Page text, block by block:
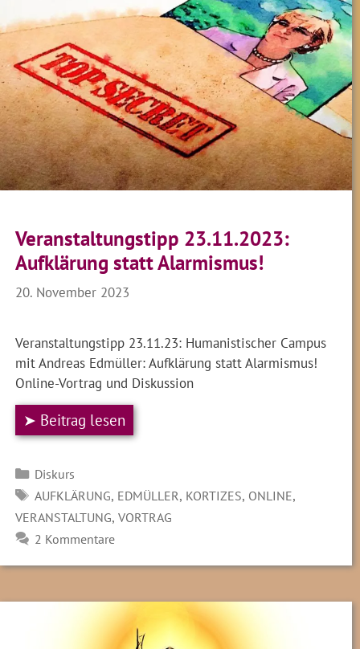
Veranstaltungstipp 23.11.2023:
Aufklärung statt Alarmismus!
20. November 2023
Veranstaltungstipp 23.11.23: Humanistischer Campus
mit Andreas Edmüller: Aufklärung statt Alarmismus!
Online-Vortrag und Diskussion
➤ Beitrag lesen
Kategorien
Diskurs
SCHLAGWÖRTER
AUFKLÄRUNG, EDMÜLLER, KORTIZES, ONLINE,
VERANSTALTUNG,VORTRAG
2 Kommentare